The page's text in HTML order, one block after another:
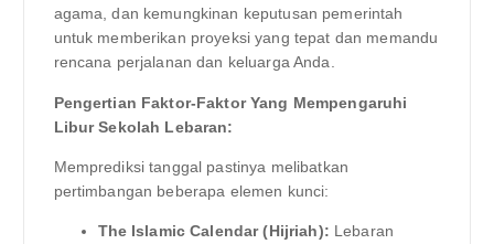
agama, dan kemungkinan keputusan pemerintah
untuk memberikan proyeksi yang tepat dan memandu
rencana perjalanan dan keluarga Anda.
Pengertian Faktor-Faktor Yang Mempengaruhi
Libur Sekolah Lebaran:
Memprediksi tanggal pastinya melibatkan
pertimbangan beberapa elemen kunci:
The Islamic Calendar (Hijriah): Lebaran